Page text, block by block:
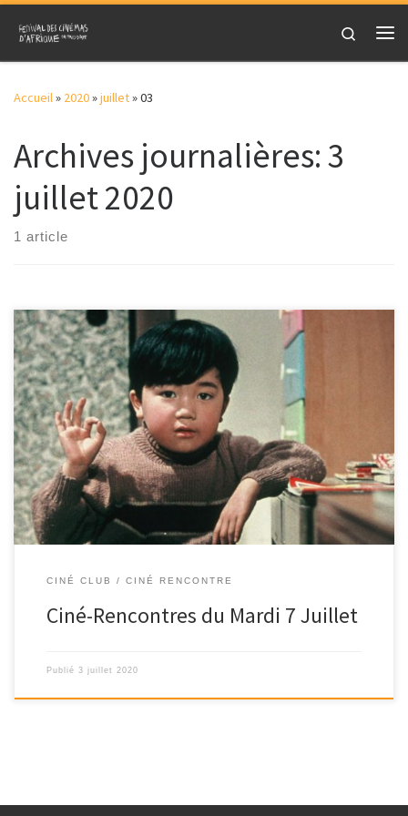
Skip to content
Search
Accueil» 2020»juillet»03
Archives journalières:3
juillet 2020
1 article
AU PROGRAMME DU DERNIER CINÉ-RENCONTRES (07/07/2020) »
Retour à la fin des années 50, moment-clé de […]
CINÉ CLUB / CINÉ RENCONTRE
Ciné-Rencontres du Mardi 7 Juillet
Publié 3 juillet 2020